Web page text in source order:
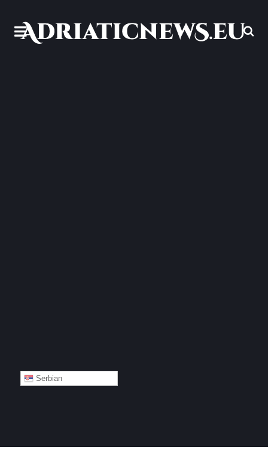
Serbian